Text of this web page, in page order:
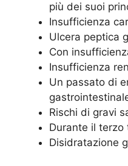
più dei suoi
Insufficienza
Ulcera peptica
Con
Insufficienza
Un passato di
Rischi di gravi
Durante il
Disidratazione